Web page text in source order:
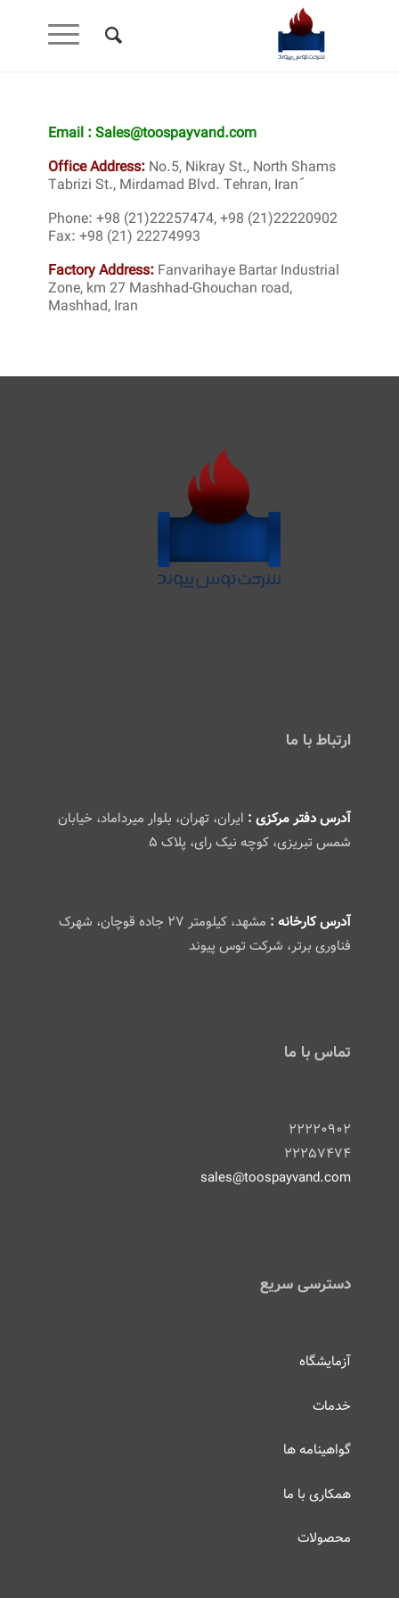
Email : Sales@toospayvand.com
Office Address:No.5, Nikray St., North Shams
Tabrizi St., Mirdamad Blvd. Tehran, Iranَََ
Phone: +98 (21)22257474, +98 (21)22220902
Fax: +98 (21) 22274993
Factory Address:Fanvarihaye Bartar Industrial
Zone, km 27 Mashhad-Ghouchan road,
Mashhad, Iran
ارتباط با ما
آدرس دفتر مرکزی : ایران، تهران، بلوار میرداماد، خیابان
شمس تبریزی، کوچه نیک رای، پلاک ۵
آدرس کارخانه :
مشهد، کیلومتر ۲۷ جاده قوچان، شهرک
فناوری برتر، شرکت توس پیوند
تماس با ما
۲۲۲۲۰۹۰۲
۲۲۲۵۷۴۷۴
sales@toospayvand.com
دسترسی سریع
آزمایشگاه
خدمات
گواهینامه ها
همکاری با ما
محصولات